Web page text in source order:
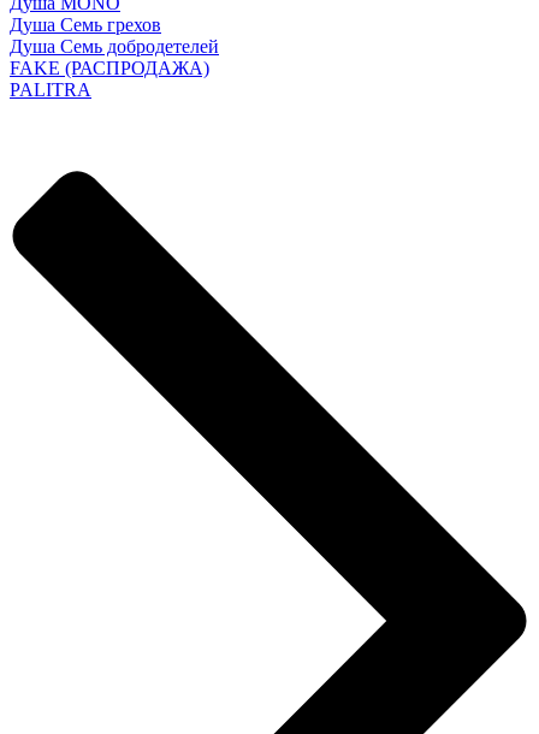
Душа Семь грехов
Душа Семь добродетелей
FAKE (РАСПРОДАЖА)
PALITRA